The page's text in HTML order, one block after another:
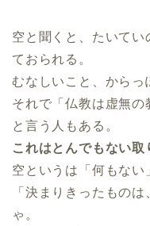
空と聞くと、たいてい
ておられる。
むなしいこと、からっ
それで「仏教は虚無
と言う人もある。
これはとんでもない取
空というは「何もない
「決まりきったもの
ゃ。